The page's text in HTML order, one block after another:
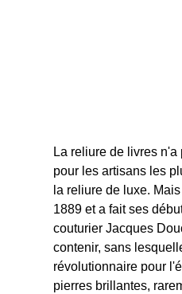
La reliure de livres
pour les artisans les
la reliure de luxe.
1889 et a fait ses
couturier Jacques
contenir, sans
révolutionnaire pour
pierres brillantes,